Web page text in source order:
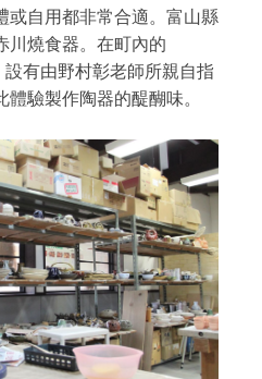
或自用都非常合適。富山縣
川燒食器。在町內的
有由野村彰老師所親自指
驗製作陶器的醍醐味。